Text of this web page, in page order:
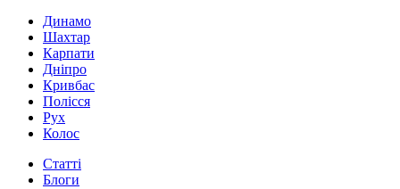
Динамо
Шахтар
Карпати
Дніпро
Кривбас
Полісся
Рух
Колос
Статті
Блоги